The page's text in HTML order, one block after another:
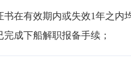
书在有效期内或失效1年之内
成下船解职报备手续；